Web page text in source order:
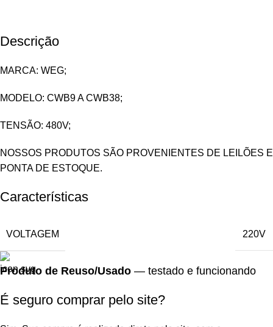
Descrição
MARCA: WEG;
MODELO: CWB9 A CWB38;
TENSÃO: 480V;
NOSSOS PRODUTOS SÃO PROVENIENTES DE LEILÕES E
PONTA DE ESTOQUE.
Características
VOLTAGEM 220V
Produto de Reuso/Usado — testado e funcionando
É seguro comprar pelo site?